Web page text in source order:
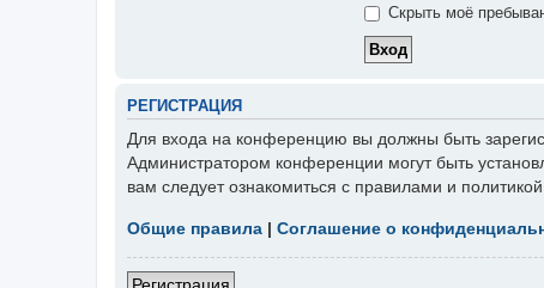
Скрыть моё
РЕГИСТРАЦИЯ
Для входа на конференцию вы должны быть
Администратором конференции могут быть
вам следует ознакомиться с правилами и
Общие правила | Соглашение о